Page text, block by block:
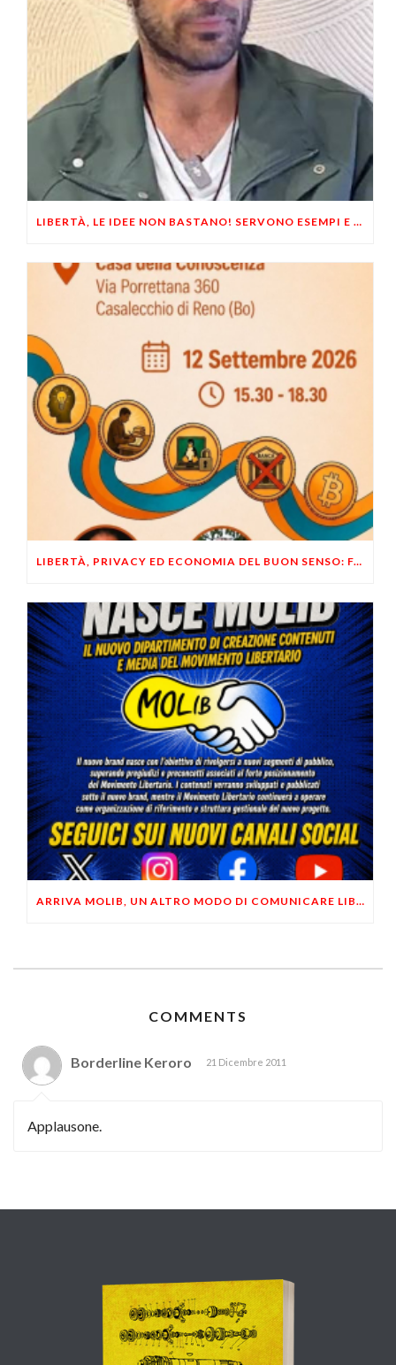
LIBERTÀ, LE IDEE NON BASTANO! SERVONO ESEMPI E UN PO’ DI COERENZA
LIBERTÀ, PRIVACY ED ECONOMIA DEL BUON SENSO: FACCO E MUSUMECI A CASALECCHIO DI RENO (BO)
ARRIVA MOLIB, UN ALTRO MODO DI COMUNICARE LIBERTARIO
COMMENTS
Borderline Keroro 21 Dicembre 2011
Applausone.